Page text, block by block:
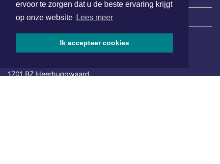
ervoor te zorgen dat u de beste ervaring krijgt
op onze website Lees meer
Ik accepteer cookies
| Nieuws | Sport | Evenementen
Hoofdvestiging:
1701 BZ Heerhugowaard